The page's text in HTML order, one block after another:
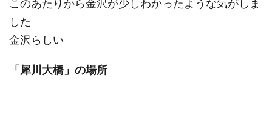
このあたりから金沢が少しわかったような気がしま
した
金沢らしい
「犀川大橋」の場所